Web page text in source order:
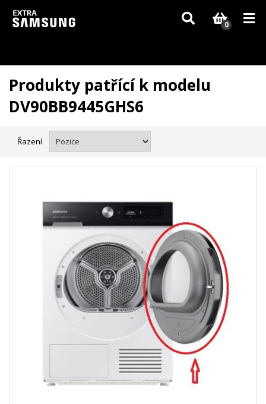
Vzhledem k aktuální situaci se může dodání dílů, které nejsou skladem,
zpozdit. Děkujeme za pochopení.
0
Produkty patřící k modelu
DV90BB9445GHS6
Řazení